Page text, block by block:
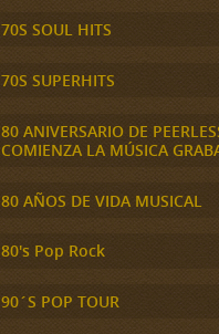
70S SOUL HITS
70S SUPERHITS
80 ANIVERSARIO DE
COMIENZA LA MÚSICA
80 AÑOS DE VIDA MUSICAL
80's Pop Rock
90´S POP TOUR